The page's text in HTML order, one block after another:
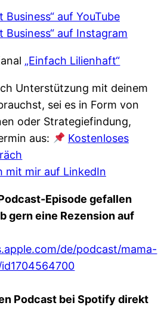
Business“ auf YouTube
Business“ auf Instagram
„Einfach Lilienhaft“
Unterstützung mit deinem
sei es in Form von
oder Strategiefindung,
aus:
Kostenloses
mit mir auf LinkedIn
Episode gefallen
gern eine Rezension auf
de/podcast/mama-
Podcast bei Spotify direkt